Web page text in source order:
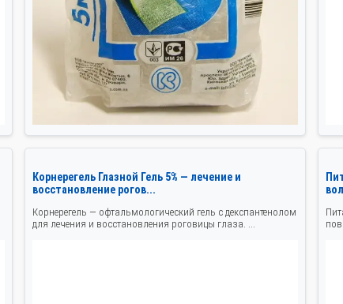
Корнерегель Глазной Гель 5% — лечение и
восстановление рогов...
Корнерегель — офтальмологический гель с декспантенолом
для лечения и восстановления роговицы глаза. ...